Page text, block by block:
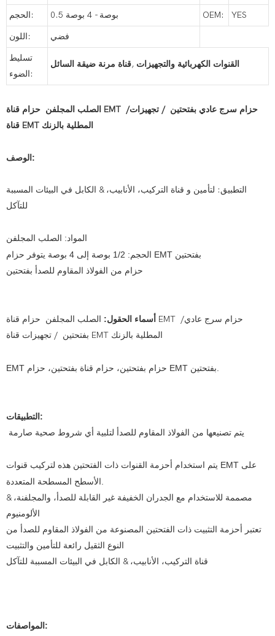
الحجم: 0.5 بوصة - 4 بوصة OEM: YES
اللون: فضي
تسليط
الضوء:
قناة مرنة ضيقة السائل, القنوات الكهربائية والتجهيزات
الصلب المجلفن حزام قناة EMT /حزام سرج عادي بفتحتين / تجهيزات
الوصف:
التطبيق: لتأمين و قناة التركيب، الأنابيب، & الكابل في البيئات المسببة
المواد: الصلب المجلفن
الحجم: 1/2 بوصة إلى 4 بوصة يتوفر حزام EMT بفتحتين
حزام من الفولاذ المقاوم للصدأ بفتحتين
أسماء الحقول: الصلب المجلفن حزام قناة EMT /حزام سرج عادي
EMT حزام بفتحتين، حزام قناة بفتحتين، حزام EMT بفتحتين.
التطبيقات:
يتم تصنيعها من الفولاذ المقاوم للصدأ لتلبية أي شروط صحية صارمة
يتم استخدام أحزمة القنوات ذات الفتحتين هذه لتركيب قنوات EMT على
الأسطح المسطحة المتعددة.
مصممة للاستخدام مع الجدران الخفيفة غير القابلة للصدأ، والمجلفنة، &
الألومنيوم
تعتبر أحزمة التثبيت ذات الفتحتين المصنوعة من الفولاذ المقاوم للصدأ من
قناة التركيب، الأنابيب، & الكابل في البيئات المسببة للتآكل
المواصفات: